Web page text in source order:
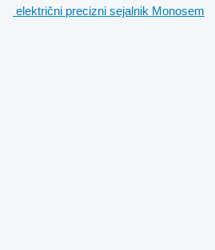
električni precizni sejalnik Monosem